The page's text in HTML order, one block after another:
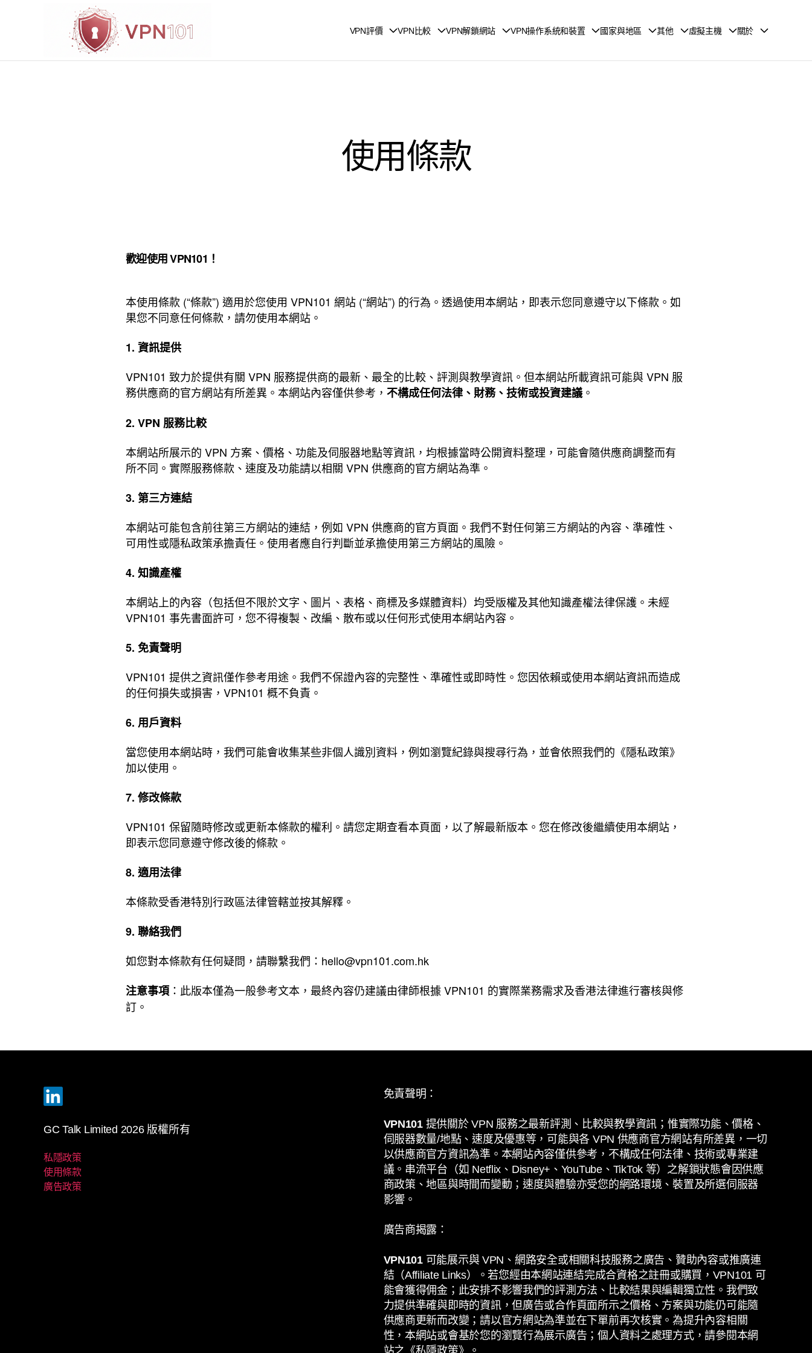
VPN評價 VPN比較 VPN解鎖網站 VPN操作系統和裝置 國家與地區 其他 虛擬主機 關於
使用條款
歡迎使用 VPN101！
本使用條款 (“條款”) 適用於您使用 VPN101 網站 (“網站”) 的行為。透過使用本網站，即表示您同意遵守以下條款。如
果您不同意任何條款，請勿使用本網站。
1. 資訊提供
VPN101 致力於提供有關 VPN 服務提供商的最新、最全的比較、評測與教學資訊。但本網站所載資訊可能與 VPN 服
務供應商的官方網站有所差異。本網站內容僅供參考， 不構成任何法律、財務、技術或投資建議 。
2. VPN 服務比較
本網站所展示的 VPN 方案、價格、功能及伺服器地點等資訊，均根據當時公開資料整理，可能會隨供應商調整而有
所不同。實際服務條款、速度及功能請以相關 VPN 供應商的官方網站為準。
3. 第三方連結
本網站可能包含前往第三方網站的連結，例如 VPN 供應商的官方頁面。我們不對任何第三方網站的內容、準確性、
可用性或隱私政策承擔責任。使用者應自行判斷並承擔使用第三方網站的風險。
4. 知識產權
本網站上的內容（包括但不限於文字、圖片、表格、商標及多媒體資料）均受版權及其他知識產權法律保護。未經
VPN101 事先書面許可，您不得複製、改編、散布或以任何形式使用本網站內容。
5. 免責聲明
VPN101 提供之資訊僅作參考用途。我們不保證內容的完整性、準確性或即時性。您因依賴或使用本網站資訊而造成
的任何損失或損害，VPN101 概不負責。
6. 用戶資料
當您使用本網站時，我們可能會收集某些非個人識別資料，例如瀏覽紀錄與搜尋行為，並會依照我們的《隱私政策》
加以使用。
7. 修改條款
VPN101 保留隨時修改或更新本條款的權利。請您定期查看本頁面，以了解最新版本。您在修改後繼續使用本網站，
即表示您同意遵守修改後的條款。
8. 適用法律
本條款受香港特別行政區法律管轄並按其解釋。
9. 聯絡我們
如您對本條款有任何疑問，請聯繫我們： hello@vpn101.com.hk
注意事項 ：此版本僅為一般參考文本，最終內容仍建議由律師根據 VPN101 的實際業務需求及香港法律進行審核與修
訂。
GC Talk Limited 2026 版權所有
私隱政策
使用條款
廣告政策
免責聲明：
VPN101提供關於 VPN 服務之最新評測、比較與教學資訊；惟實際功能、價格、
伺服器數量/地點、速度及優惠等，可能與各 VPN 供應商官方網站有所差異，一切
以供應商官方資訊為準。本網站內容僅供參考，不構成任何法律、技術或專業建
議。串流平台（如 Netflix、Disney+、YouTube、TikTok 等）之解鎖狀態會因供應
商政策、地區與時間而變動；速度與體驗亦受您的網路環境、裝置及所選伺服器
影響。
廣告商揭露：
VPN101可能展示與 VPN、網路安全或相關科技服務之廣告、贊助內容或推廣連
結（Affiliate Links）。若您經由本網站連結完成合資格之註冊或購買，VPN101 可
能會獲得佣金；此安排不影響我們的評測方法、比較結果與編輯獨立性。我們致
力提供準確與即時的資訊，但廣告或合作頁面所示之價格、方案與功能仍可能隨
供應商更新而改變；請以官方網站為準並在下單前再次核實。為提升內容相關
性，本網站或會基於您的瀏覽行為展示廣告；個人資料之處理方式，請參閱本網
站之《私隱政策》。